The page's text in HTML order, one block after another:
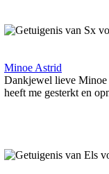
Minoe Astrid
Dankjewel lieve Minoe
heeft me gesterkt en